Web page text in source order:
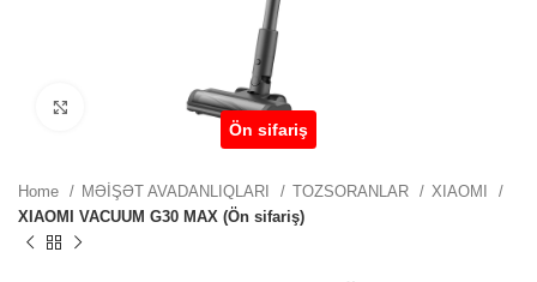
Ön sifariş
Click to enlarge
Home MƏİŞƏT AVADANLIQLARI TOZSORANLAR
XIAOMI
XIAOMI VACUUM G30 MAX (Ön sifariş)
AZN.